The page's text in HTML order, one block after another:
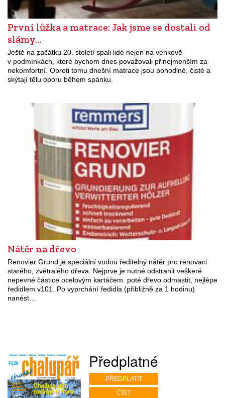
První lůžka a matrace: Jak jsme se dostali od
slámy…
Ještě na začátku 20. století spali lidé nejen na venkově
v podmínkách, které bychom dnes považovali přinejmenším za
nekomfortní. Oproti tomu dnešní matrace jsou pohodlné, čisté a
skýtají tělu oporu během spánku.
Nátěr na dřevo
Renovier Grund je speciální vodou ředitelný nátěr pro renovaci
starého, zvětralého dřeva. Nejprve je nutné odstranit veškeré
nepevné částice ocelovým kartáčem. poté dřevo odmastit, nejlépe
ředidlem v101. Po vyprchání ředidla (přibližně za 1 hodinu)
nanést…
Předplatné
PŘEDPLATIT
ČÍST